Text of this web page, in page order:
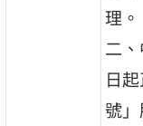
理。
二
日
號